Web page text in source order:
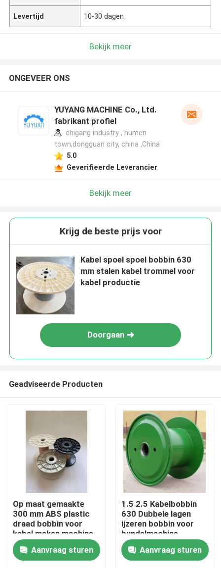
Levertijd 10-30 dagen
Bekijk meer
ONGEVEER ONS
YUYANG MACHINE Co., Ltd.
fabrikant profiel
chigang industry , humen
town,dongguan city, china ,China
5.0
Geverifieerde Leverancier
Bekijk meer
Krijg de beste prijs voor
Kabel spoel spoel bobbin 630
mm stalen kabel trommel voor
kabel productie
Doorgaan
Geadviseerde Producten
Op maat gemaakte
300 mm ABS plastic
draad bobbin voor
kabel maken machine
Aanvraag sturen
1.5 2.5 Kabelbobbin
630 Dubbele lagen
ijzeren bobbin voor
bundelmachine
Aanvraag sturen